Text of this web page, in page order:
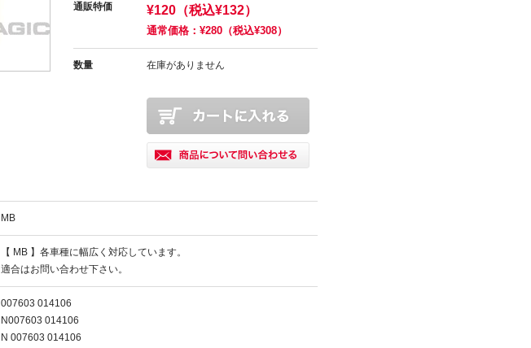
通販特価 ¥120（税込¥132）
通常価格：¥280（税込¥308）
数量 在庫がありません
MB
【 MB 】各車種に幅広く対応しています。
適合はお問い合わせ下さい。
007603 014106
N007603 014106
N 007603 014106